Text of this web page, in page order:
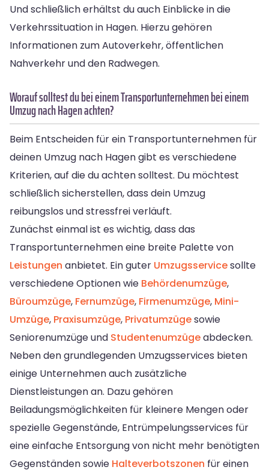
Und schließlich erhältst du auch Einblicke in die
Verkehrssituation in Hagen. Hierzu gehören
Informationen zum Autoverkehr, öffentlichen
Nahverkehr und den Radwegen.
Worauf solltest du bei einem Transportunternehmen bei einem
Umzug nach Hagen achten?
Beim Entscheiden für ein Transportunternehmen für
deinen Umzug nach Hagen gibt es verschiedene
Kriterien, auf die du achten solltest. Du möchtest
schließlich sicherstellen, dass dein Umzug
reibungslos und stressfrei verläuft.
Zunächst einmal ist es wichtig, dass das
Transportunternehmen eine breite Palette von
Leistungen anbietet. Ein guter Umzugsservicesollte
verschiedene Optionen wie Behördenumzüge,
Büroumzüge, Fernumzüge, Firmenumzüge, Mini-
Umzüge, Praxisumzüge, Privatumzügesowie
Seniorenumzüge und Studentenumzügeabdecken.
Neben den grundlegenden Umzugsservices bieten
einige Unternehmen auch zusätzliche
Dienstleistungen an. Dazu gehören
Beiladungsmöglichkeiten für kleinere Mengen oder
spezielle Gegenstände, Entrümpelungsservices für
eine einfache Entsorgung von nicht mehr benötigten
Gegenständen sowie Halteverbotszonen für einen